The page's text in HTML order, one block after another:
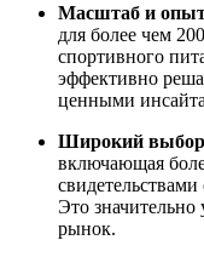
Масштаб и
для более чем
спортивного
эффективно
ценными
Широкий выбор
включающая
Это значительно
рынок.